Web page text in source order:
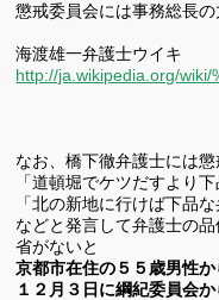
懲戒委員会には事務総長
海渡雄一弁護士ウイキ
http://ja.wikipedia.org/wiki/
なお、橋下徹弁護士には
「道頓堀でケツだすより下
「北の新地に行けば下品
などと発言して弁護士の
省がないと
京都市在住の５５歳男性
１２月３日に綱紀委員会